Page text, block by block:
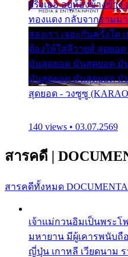
จริงเธอ อยู่ห้องข้างข้าง
ทองแดง กลับจากรามม
สองเรา เจอะกันครั้งใด
ต้องให้ใส่ลีวายส์ สุดยอ
มันสุดยอด มันสุดยอด มั
มันสุดยอด มันสุดยอด มั
สุดยอด - วงซูซู
140 views • 03.07.2569
สารคดี |
สารคดีทั้งหมด
เจ้าแม่กวนอิมเป็นพระ
มหายาน มีผู้เคารพนับถื
ญี่ปุ่น เกาหลี เวียดนาม